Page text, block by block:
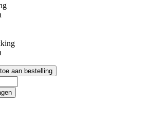
aan bestelling